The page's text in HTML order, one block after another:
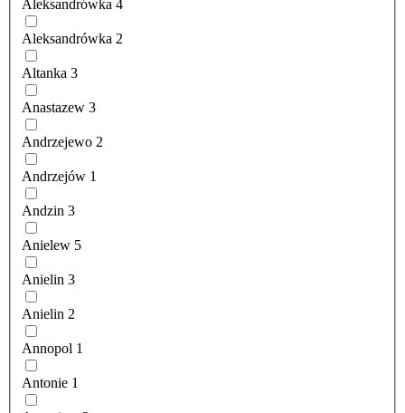
Aleksandrówka 4
Aleksandrówka 2
Altanka 3
Anastazew 3
Andrzejewo 2
Andrzejów 1
Andzin 3
Anielew 5
Anielin 3
Anielin 2
Annopol 1
Antonie 1